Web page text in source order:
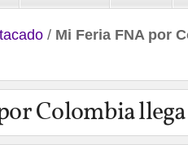
/ Mi Feria FNA por
Colombia llega